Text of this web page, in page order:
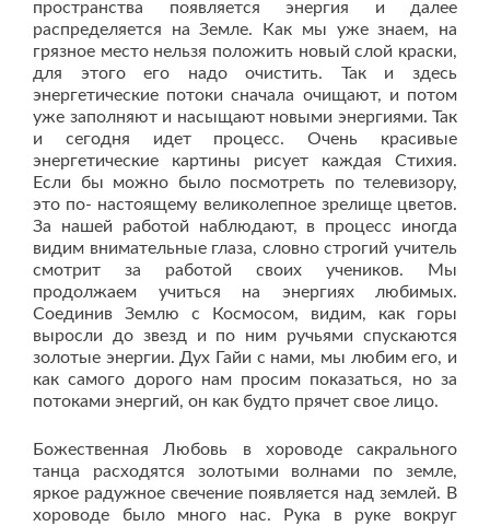
пространства появляется энергия и далее
распределяется на Земле. Как мы уже знаем, на
грязное место нельзя положить новый слой краски,
для этого его надо очистить. Так и здесь
энергетические потоки сначала очищают, и потом
уже заполняют и насыщают новыми энергиями. Так
и сегодня идет процесс. Очень красивые
энергетические картины рисует каждая Стихия.
Если бы можно было посмотреть по телевизору,
это по- настоящему великолепное зрелище цветов.
За нашей работой наблюдают, в процесс иногда
видим внимательные глаза, словно строгий учитель
смотрит за работой своих учеников. Мы
продолжаем учиться на энергиях любимых.
Соединив Землю с Космосом, видим, как горы
выросли до звезд и по ним ручьями спускаются
золотые энергии. Дух Гайи с нами, мы любим его, и
как самого дорого нам просим показаться, но за
потоками энергий, он как будто прячет свое лицо.
Божественная Любовь в хороводе сакрального
танца расходятся золотыми волнами по земле,
яркое радужное свечение появляется над землей. В
хороводе было много нас. Рука в руке вокруг